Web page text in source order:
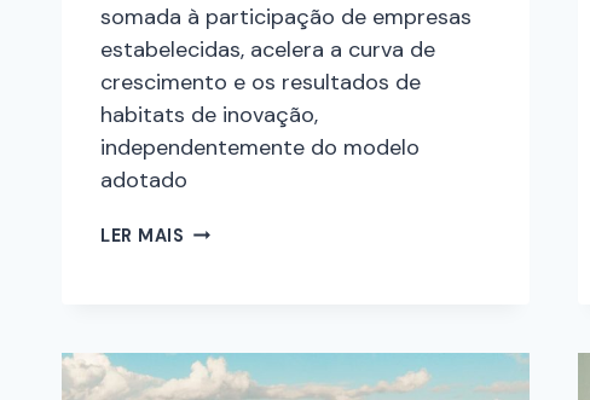
somada à participação de empresas
estabelecidas, acelera a curva de
crescimento e os resultados de
habitats de inovação,
independentemente do modelo
adotado
LER MAIS